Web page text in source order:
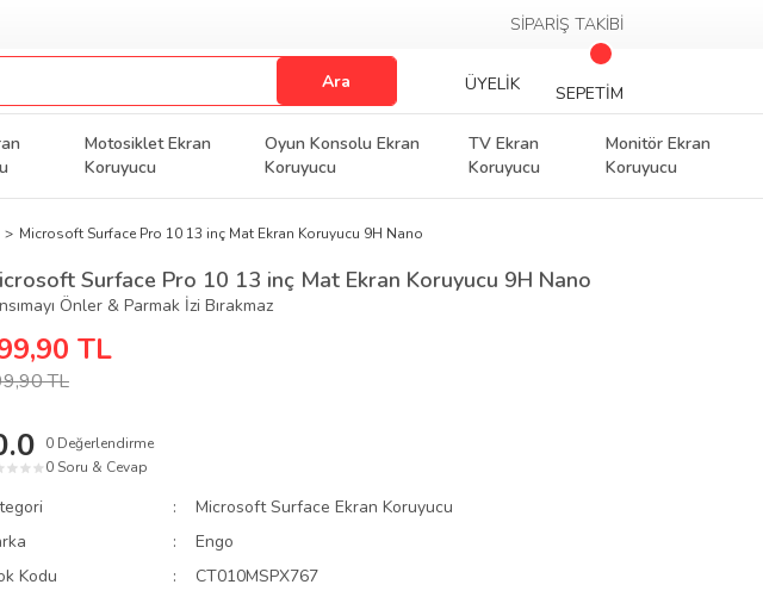
SİPARİŞ TAKİBİ
Ara ÜYELİK SEPETİM
Motosiklet Ekran
Koruyucu
Oyun Konsolu Ekran
Koruyucu
TV Ekran
Koruyucu
Monitör Ekran
Koruyucu
Microsoft Surface Pro 10 13 inç Mat Ekran Koruyucu 9H Nano
Surface Pro 10 13 inç Mat Ekran Koruyucu 9H Nano
Önler & Parmak İzi Bırakmaz
TL
TL
★ ★ ★
0 Değerlendirme
0 Soru & Cevap
Microsoft Surface Ekran Koruyucu
Engo
Kodu
CT010MSPX767